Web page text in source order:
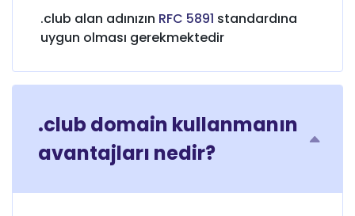
.club alan adınızın RFC 5891 standardına
uygun olması gerekmektedir
.club domain kullanmanın
avantajları nedir?